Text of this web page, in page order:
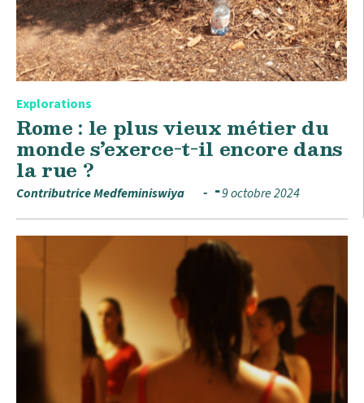
Explorations
Rome : le plus vieux métier du
monde s’exerce-t-il encore dans
la rue ?
Contributrice Medfeminiswiya 9 octobre 2024